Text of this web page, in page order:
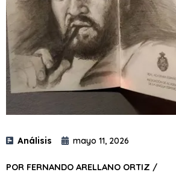
Análisis mayo 11, 2026
POR FERNANDO ARELLANO ORTIZ /